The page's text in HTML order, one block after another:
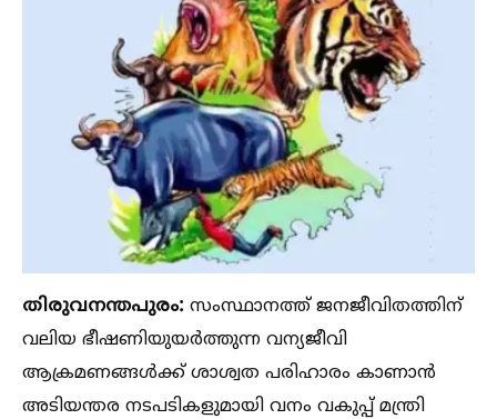
തിരുവനന്തപുരം: സംസ്ഥാനത്ത് ജനജീവിതത്തിന്
വലിയ ഭീഷണിയുയർത്തുന്ന വന്യജീവി
ആക്രമണങ്ങള്‍ക്ക് ശാശ്വത പരിഹാരം കാണാൻ
അടിയന്തര നടപടികളുമായി വനം വകുപ്പ് മന്ത്രി